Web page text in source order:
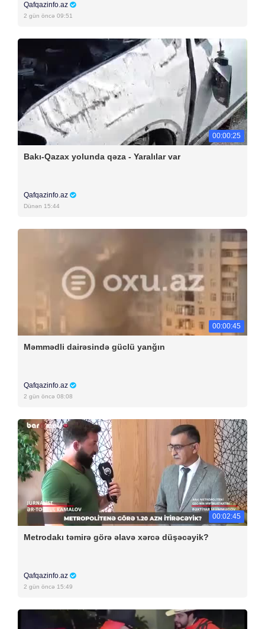
Qafqazinfo.az
2 gün öncə 09:51
00:00:25
Bakı-Qazax yolunda qəza - Yaralılar var
Qafqazinfo.az
Dünən 15:44
00:00:45
Məmmədli dairəsində güclü yanğın
Qafqazinfo.az
2 gün öncə 08:08
00:02:45
Metrodakı təmirə görə əlavə xərcə düşəcəyik?
Qafqazinfo.az
2 gün öncə 15:49